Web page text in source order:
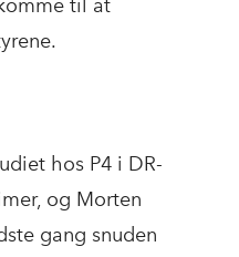
til at
hos P4 i DR-
og Morten
gang snuden